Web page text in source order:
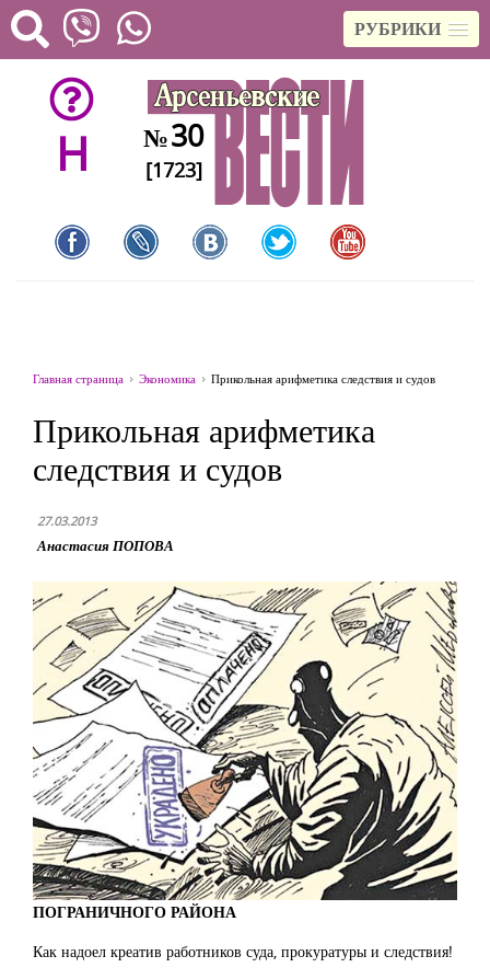
РУБРИКИ
H №30
[1723]
Главная страница Экономика Прикольная арифметика следствия и судов
Прикольная арифметика
следствия и судов
27.03.2013
Анастасия ПОПОВА
ПОГРАНИЧНОГО РАЙОНА
Как надоел креатив работников суда, прокуратуры и следствия!